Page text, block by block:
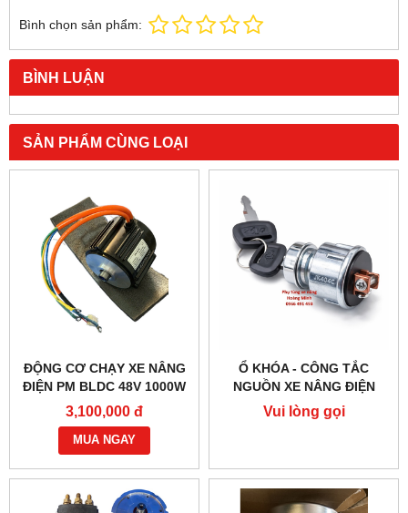
Bình chọn sản phẩm:
BÌNH LUẬN
SẢN PHẨM CÙNG LOẠI
ĐỘNG CƠ CHẠY XE NÂNG
ĐIỆN PM BLDC 48V 1000W
– HIỆU SUẤT CAO
3,100,000 đ
MUA NGAY
Ổ KHÓA - CÔNG TẮC
NGUỒN XE NÂNG ĐIỆN
JK404C-1
Vui lòng gọi